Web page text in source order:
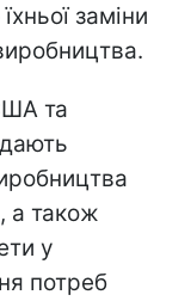
заміни
та
а також
у
потреб